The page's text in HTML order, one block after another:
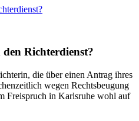
Richterdienst?
die über einen Antrag ihres
wegen Rechtsbeugung
Freispruch in Karlsruhe wohl auf